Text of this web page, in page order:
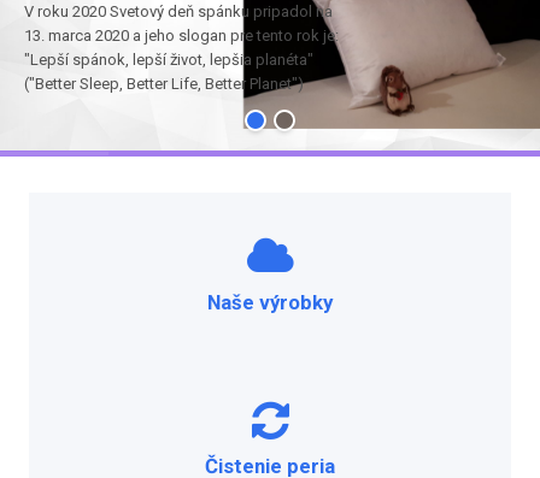
V roku 2020 Svetový deň spánku pripadol na
13. marca 2020 a jeho slogan pre tento rok je:
"Lepší spánok, lepší život, lepšia planéta"
("Better Sleep, Better Life, Better Planet")
Naše výrobky
Čistenie peria